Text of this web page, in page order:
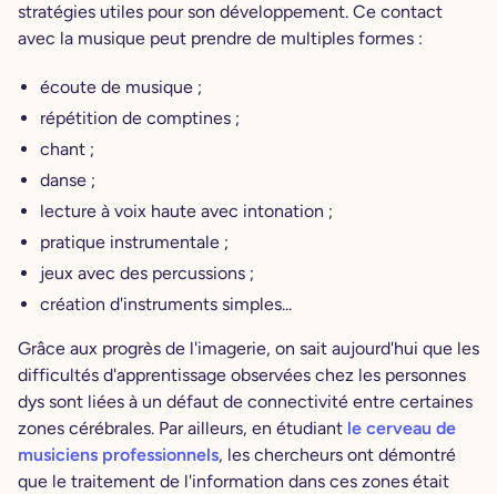
stratégies utiles pour son développement. Ce contact
avec la musique peut prendre de multiples formes :
écoute de musique ;
répétition de comptines ;
chant ;
danse ;
lecture à voix haute avec intonation ;
pratique instrumentale ;
jeux avec des percussions ;
création d'instruments simples...
Grâce aux progrès de l'imagerie, on sait aujourd'hui que les
difficultés d'apprentissage observées chez les personnes
dys sont liées à un défaut de connectivité entre certaines
zones cérébrales. Par ailleurs, en étudiant le cerveau de
musiciens professionnels, les chercheurs ont démontré
que le traitement de l'information dans ces zones était